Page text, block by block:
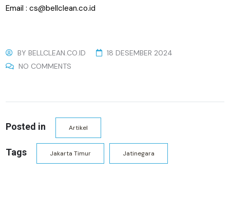
Email : cs@bellclean.co.id
BYBELLCLEAN.CO.ID
18 DESEMBER 2024
NO COMMENTS
Posted in Artikel
Tags Jakarta Timur Jatinegara